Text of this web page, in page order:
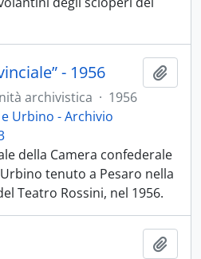
- 1956
archivistica · 1956
Urbino - Archivio
della Camera confederale
tenuto a Pesaro nella
Teatro Rossini, nel 1956.